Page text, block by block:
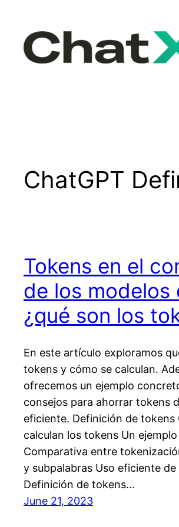
content
ChatGPT
Tokens en el
de los modelos
¿qué son los
En este artículo exploramos
tokens y cómo se calculan.
ofrecemos un ejemplo
consejos para ahorrar tokens
eficiente. Definición de tokens
calculan los tokens Un
Comparativa entre
y subpalabras Uso eficiente
Definición de tokens…
June 21, 2023